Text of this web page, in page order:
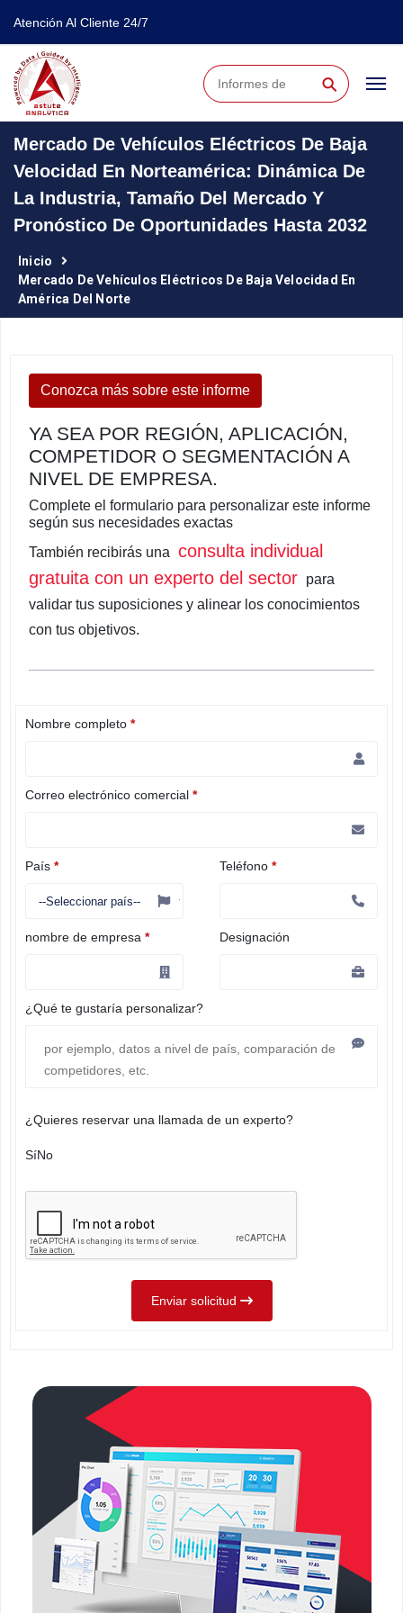
Atención Al Cliente 24/7
⚲
Mercado De Vehículos Eléctricos De Baja
Velocidad En Norteamérica: Dinámica De
La Industria, Tamaño Del Mercado Y
Pronóstico De Oportunidades Hasta 2032
Inicio
Mercado De Vehículos Eléctricos De Baja Velocidad En
América Del Norte
Conozca más sobre este informe
YA SEA POR REGIÓN, APLICACIÓN,
COMPETIDOR O SEGMENTACIÓN A
NIVEL DE EMPRESA.
Complete el formulario para personalizar este informe
según sus necesidades exactas
También recibirás una consulta individual
gratuita con un experto del sector para
validar tus suposiciones y alinear los conocimientos
con tus objetivos.
Nombre completo *
Correo electrónico comercial *
País * Teléfono *
nombre de empresa * Designación
¿Qué te gustaría personalizar?
¿Quieres reservar una llamada de un experto?
SíNo
Enviar solicitud